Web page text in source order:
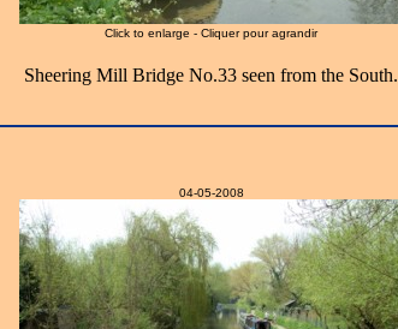
Click to enlarge - Cliquer pour agrandir
Sheering Mill Bridge No.33 seen from the South.
04-05-2008